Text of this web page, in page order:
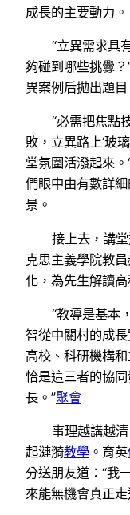
成長的主要動力。
“立異需求具
夠碰到哪些挑釁
異案例后拋出題目
“必需把焦點
敗，立異路上‘玻
堂氛圍活潑起來
們眼中由有數詳
景。
接上去，講
克思主義學院教
化，為先生解讀
“教導是基本
智從中關村的成
高校、科研機構
恰是這三者的協
長。”聚會
事理越講越
起漣漪教學 。育英
分送朋友道：“我
來能無機會真正